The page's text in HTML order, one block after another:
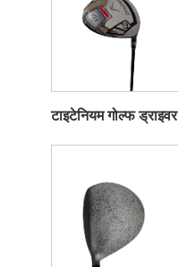
टाइटेनियम गोल्फ ड्राइवर